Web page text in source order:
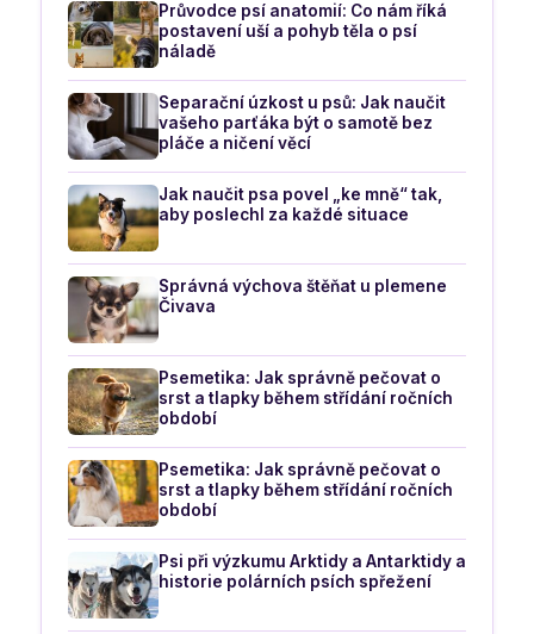
Průvodce psí anatomií: Co nám říká
postavení uší a pohyb těla o psí
náladě
Separační úzkost u psů: Jak naučit
vašeho parťáka být o samotě bez
pláče a ničení věcí
Jak naučit psa povel „ke mně“ tak,
aby poslechl za každé situace
Správná výchova štěňat u plemene
Čivava
Psemetika: Jak správně pečovat o
srst a tlapky během střídání ročních
období
Psemetika: Jak správně pečovat o
srst a tlapky během střídání ročních
období
Psi při výzkumu Arktidy a Antarktidy a
historie polárních psích spřežení